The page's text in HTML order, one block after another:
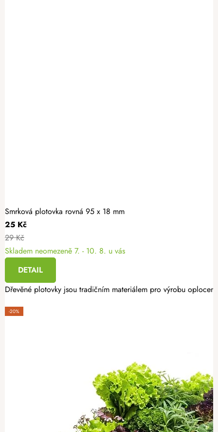
Smrková plotovka rovná 95 x 18 mm
25 Kč
29 Kč
Skladem neomezeně 7. - 10. 8. u vás
DETAIL
Dřevěné plotovky jsou tradičním materiálem pro výrobu
-20%